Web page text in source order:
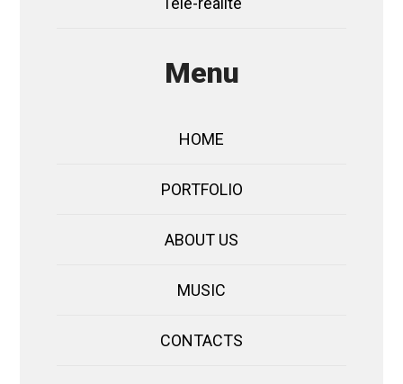
Menu
HOME
PORTFOLIO
ABOUT US
MUSIC
CONTACTS